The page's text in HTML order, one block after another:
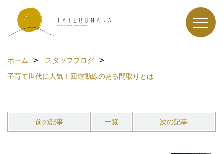
ホーム
スタッフブログ
子育て世代に人気！回遊動線のある間取りとは
前の記事 一覧 次の記事